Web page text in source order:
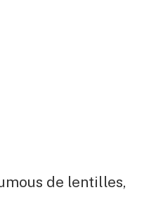
de lentilles,